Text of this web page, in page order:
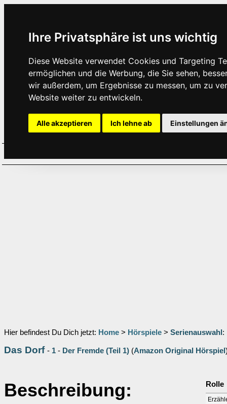
Ihre Privatsphäre ist uns wichtig
Diese Website verwendet Cookies und Targeting
ermöglichen und die Werbung, die Sie sehen,
wir außerdem, um Ergebnisse zu messen, um zu
Website weiter zu entwickeln.
Alle akzeptieren Ich lehne ab Einstellungen
Hier befindest Du Dich jetzt: Home > Hörspiele > Serienauswahl :
Das Dorf - 1 - Der Fremde (Teil 1) (Amazon Original Hörspiel
Beschreibung: Rolle